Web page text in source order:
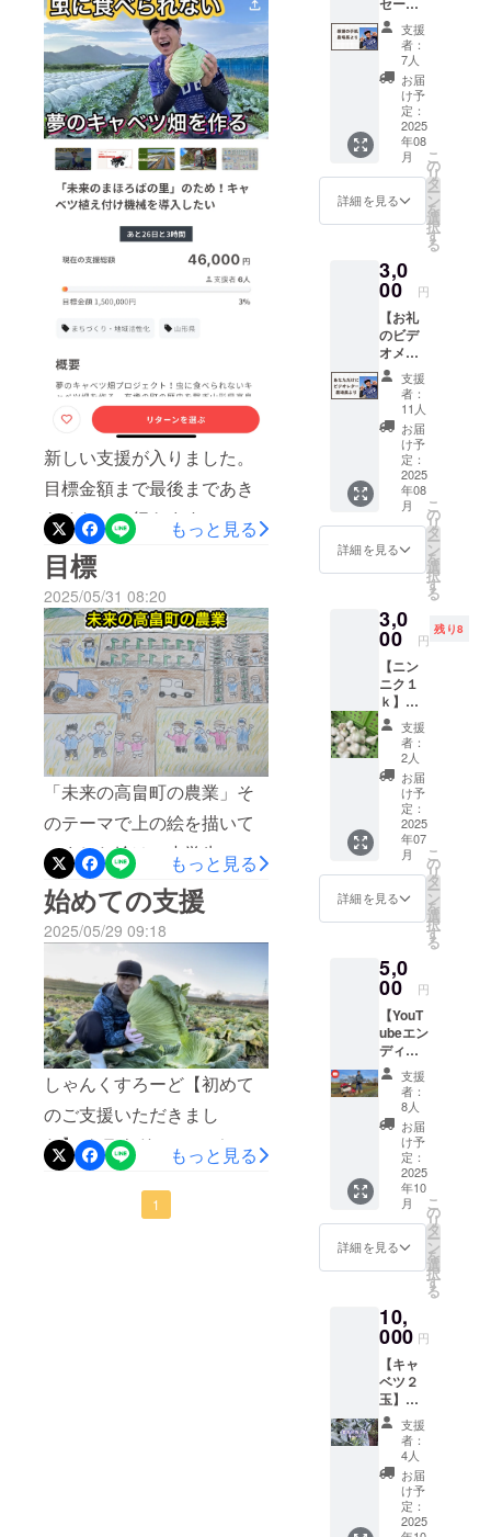
くお願いします！
金額に近づき達成できるよ
うにラストスパート最後ま
で頑張ります。
新しい支援が入りました。
目標金額まで最後まであき
らめないで行きます！もっと見る
目標
2025/05/31 08:20
「未来の高畠町の農業」そ
のテーマで上の絵を描いて
みました絵は、小学生レベ
ルかもしれませんが自分で
描いてこうなりたい、こう
実現したいと考えてました
農業者を増やしこの先の未
来も「まほろばの里」であ
るために会社を作りたくさ
んの人と農業をしたいです
そのためにまずは、「キャ
ベツの植え付け機械」を導
入して規模を拡大させたい
ですみなさんよろしくお願
もっと見る
始めての支援
2025/05/29 09:18
しゃんくすろーど【初めて
のご支援いただきまし
た】 クラウドファンディン
グ開始から数日。 今日、1
人目の支援者が現れてくれ
もっと見る
1
ジ】 感
謝の気
持ちを
込め
て、お
礼の
メッ
セージ
をお送
りしま
す。
支援
者：
7人
お届
け予
定：
2025
年08
月
詳細を見る
こ
の
リ
タ
ー
ン
を
選
択
す
る
3,0
00 円
【お礼
のビデ
オメッ
セー
ジ】 ・
「しゃ
んくす
ろー
ど」一
同よ
り、心
を込め
た、全
力のお
礼ビデ
オメッ
をメー
ルにて
お送り
しま
す。 ・
動画内
で声か
けをし
ますの
で、
「ニッ
クネー
ム」を
備考欄
にご記
載くだ
さい。
おりま
すの
で、声
かけが
不要な
方は無
記入で
も構い
ませ
ん。 ・
収録時
間：
30~60
秒程度
支援
者：
11人
お届
け予
定：
2025
年08
月
詳細を見る
こ
の
リ
タ
ー
ン
を
選
択
す
る
3,0
00 円
残り8
【ニン
ニク１
ｋ】
しゃん
くす
ろーど
が育て
たニン
ニクを
お楽し
みくだ
さい！
【ニン
ニク】
・1Ｋ前
後でＭ
ズ、Ｓ
サイズ
を入れ
てま
す。 ・
いろん
な料理
にオス
スメで
す！ 保
存方
法：常
温保存
産地：
山形県
高畠町
賞費期
べく早
く召し
上がっ
てくだ
さい ※
写真は
イメー
ジで
す。 ※
収穫時
期によ
り配送
日が
支援
者：
2人
お届
け予
定：
2025
年07
月
詳細を見る
こ
の
リ
タ
ー
ン
を
選
択
す
る
5,0
00 円
【YouT
ubeエン
ディン
グに名
前が入
る】
しゃん
くす
ろーど
YouTub
eのエン
ディン
グに あ
なたの
名前、
が入り
ます。
今後、
YouTub
eで投稿
した動
画の最
後に必
ず入る
ように
なりま
す。 掲
載期
支援
者：
8人
お届
け予
定：
2025
年10
月
詳細を見る
こ
の
リ
タ
ー
ン
を
選
択
す
る
10,
000 円
【キャ
ベツ２
玉】
しゃん
くす
ろーど
が育て
たキャ
ベツを
お楽し
支援
者：
4人
お届
け予
定：
2025